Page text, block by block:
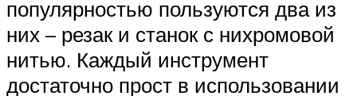
популярностью пользуются два из
них – резак и станок с нихромовой
нитью. Каждый инструмент
достаточно прост в использовании